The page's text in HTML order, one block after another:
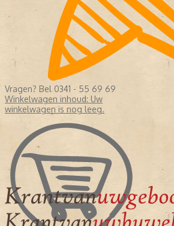
Vragen? Bel 0341 - 55 69 69
Winkelwagen inhoud: Uw
winkelwagen is nog leeg.